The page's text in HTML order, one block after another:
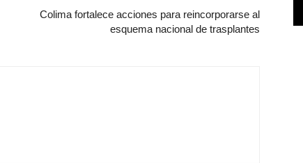
Colima fortalece acciones para reincorporarse al
esquema nacional de trasplantes